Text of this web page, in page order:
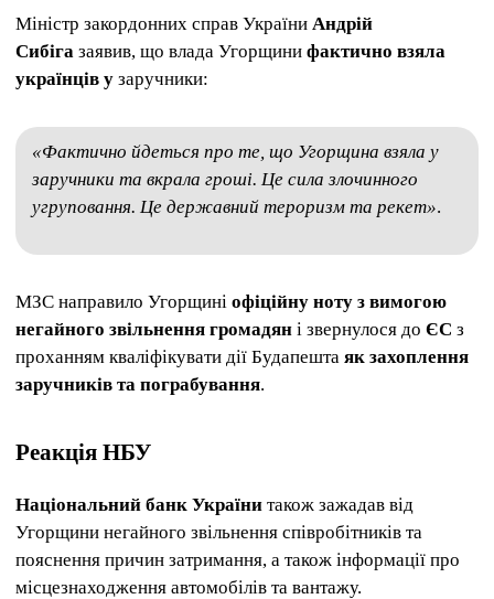
Міністр закордонних справ України Андрій
Сибіга заявив, що влада Угорщини фактично взяла
українців у заручники:
«Фактично йдеться про те, що Угорщина взяла у
заручники та вкрала гроші. Це сила злочинного
угруповання. Це державний тероризм та рекет».
МЗС направило Угорщині офіційну ноту з вимогою
негайного звільнення громадян і звернулося до ЄС з
проханням кваліфікувати дії Будапешта як захоплення
заручників та пограбування.
Реакція НБУ
Національний банк України також зажадав від
Угорщини негайного звільнення співробітників та
пояснення причин затримання, а також інформації про
місцезнаходження автомобілів та вантажу.